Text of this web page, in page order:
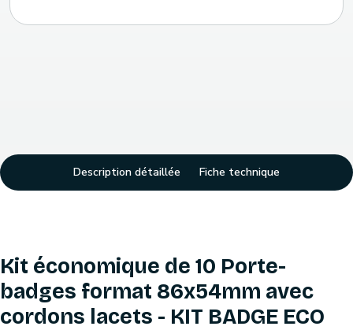
Description détaillée Fiche technique
Kit économique de 10 Porte-
badges format 86x54mm avec
cordons lacets - KIT BADGE ECO